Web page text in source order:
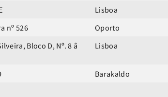
Lisboa
nº 526 Oporto
Bloco D, Nº. 8 â
Lisboa
Barakaldo